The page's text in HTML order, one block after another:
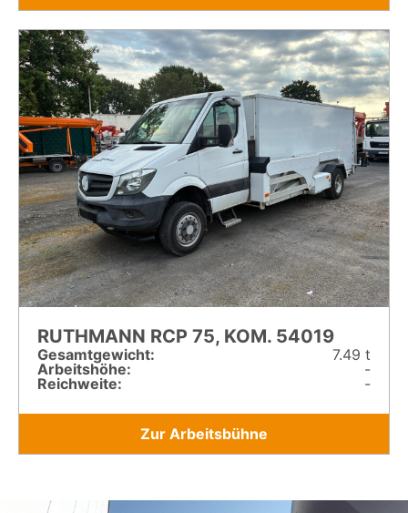
RUTHMANN RCP 75, KOM. 54019
Gesamt­gewicht:
7.49 t
Arbeitshöhe:
-
Reichweite:
-
Zur Arbeitsbühne